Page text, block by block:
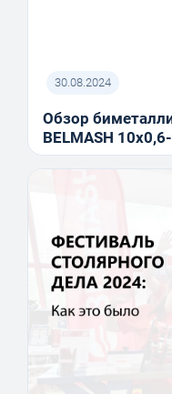
30.08.2024
Обзор
BELMASH